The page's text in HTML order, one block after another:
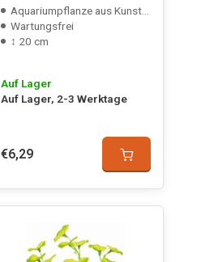
Aquariumpflanze aus Kunststoff
Wartungsfrei
↕ 20 cm
Auf Lager
Auf Lager, 2-3 Werktage
€6,29